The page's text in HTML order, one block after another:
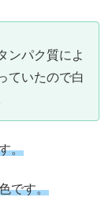
ンパク質によ
ていたので白
。
です。